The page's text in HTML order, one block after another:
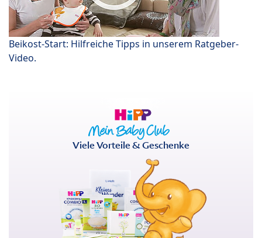
Beikost-Start: Hilfreiche Tipps in unserem Ratgeber-
Video.
Viele Vorteile & Geschenke